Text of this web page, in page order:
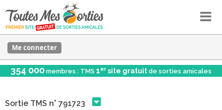
Me connecter
354 000 membres : TMS 1er site gratuit de sorties amicales
Sortie TMS n° 791723